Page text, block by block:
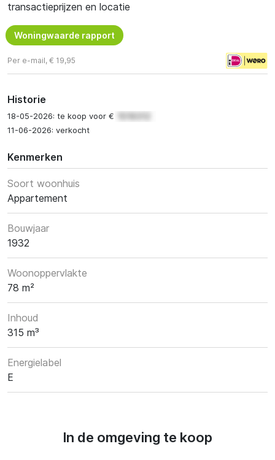
transactieprijzen en locatie
Woningwaarde rapport
Per e-mail, € 19,95
Historie
18-05-2026: te koop voor €
11-06-2026: verkocht
Kenmerken
Soort woonhuis
Appartement
Bouwjaar
1932
Woonoppervlakte
78 m²
Inhoud
315 m³
Energielabel
E
In de omgeving te koop